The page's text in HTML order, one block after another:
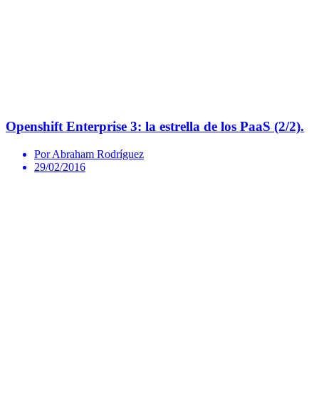
Openshift Enterprise 3: la estrella de los PaaS (2/2).
Por Abraham Rodríguez
29/02/2016